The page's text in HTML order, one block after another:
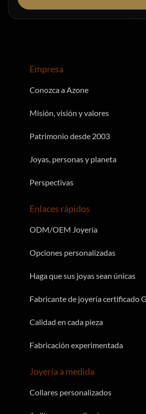
SUBMIT
Joyería a medida
Collares personalizados
Enlaces rápidos
ODM/OEM Joyería
Opciones personalizadas
Haga que sus joyas sean únicas
Fabricante de joyería certificado
Calidad en cada pieza
Fabricación experimentada
Empresa
Conozca a Azone
Misión, visión y valores
Patrimonio desde 2003
Joyas, personas y planeta
Perspectivas